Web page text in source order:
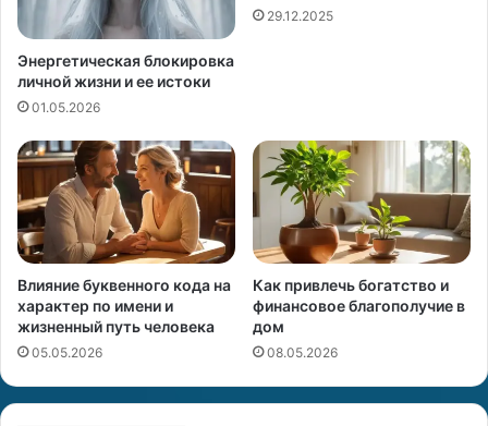
Энергетическая блокировка
личной жизни и ее истоки
01.05.2026
29.12.2025
Влияние буквенного кода на
характер по имени и
жизненный путь человека
05.05.2026
Как привлечь богатство и
финансовое благополучие в
дом
08.05.2026